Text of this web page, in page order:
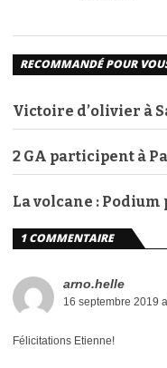
RECOMMANDÉ POUR
Victoire d’olivier à
2 GA participent à
La volcane :
1 COMMENTAIRE
arno.helle
16 septembre 2019
Félicitations Etienne!